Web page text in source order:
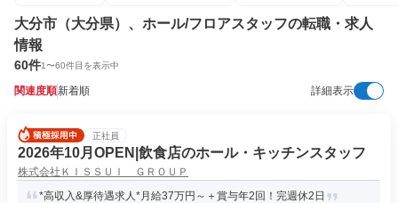
大分市（大分県）、ホール/フロアスタッフの転職・求人
情報
60件1〜60件目を表示中
関連度順新着順 詳細表示
正社員
2026年10月OPEN|飲食店のホール・キッチンスタッフ
株式会社ＫＩＳＳＵＩ ＧＲＯＵＰ
*高収入&厚待遇求人*月給37万円～＋賞与年2回！完週休2日